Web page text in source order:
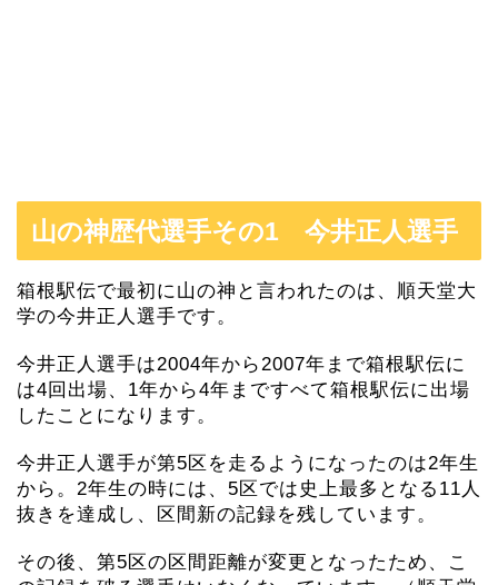
山の神歴代選手その1 今井正人選手
箱根駅伝で最初に山の神と言われたのは、順天堂大
学の今井正人選手です。
今井正人選手は2004年から2007年まで箱根駅伝に
は4回出場、1年から4年まですべて箱根駅伝に出場
したことになります。
今井正人選手が第5区を走るようになったのは2年生
から。2年生の時には、5区では史上最多となる11人
抜きを達成し、区間新の記録を残しています。
その後、第5区の区間距離が変更となったため、こ